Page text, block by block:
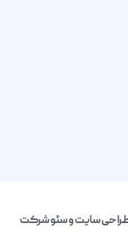
سایت و سئو شرکت